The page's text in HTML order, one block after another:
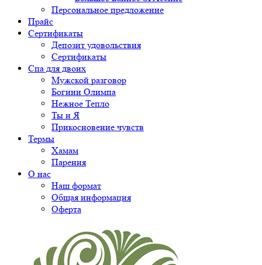
Персональное предложение
Прайс
Сертификаты
Депозит удовольствия
Сертификаты
Спа для двоих
Мужской разговор
Богини Олимпа
Нежное Тепло
Ты и Я
Прикосновение чувств
Термы
Хамам
Парения
О нас
Наш формат
Общая информация
Оферта